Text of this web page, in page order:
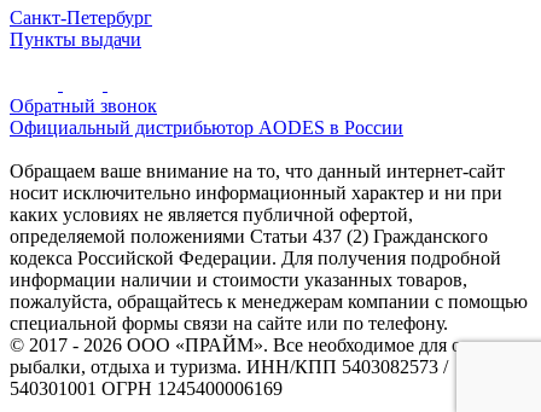
Санкт-Петербург
Пункты выдачи
Обратный звонок
Официальный дистрибьютор AODES в России
Обращаем ваше внимание на то, что данный интернет-сайт
носит исключительно информационный характер и ни при
каких условиях не является публичной офертой,
определяемой положениями Статьи 437 (2) Гражданского
кодекса Российской Федерации. Для получения подробной
информации наличии и стоимости указанных товаров,
пожалуйста, обращайтесь к менеджерам компании с помощью
специальной формы связи на сайте или по телефону.
© 2017 - 2026 ООО «ПРАЙМ». Все необходимое для охоты и
рыбалки, отдыха и туризма. ИНН/КПП 5403082573 /
540301001 ОГРН 1245400006169